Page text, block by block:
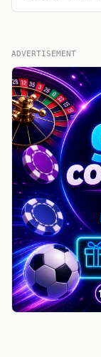
ADVERTISEMENT